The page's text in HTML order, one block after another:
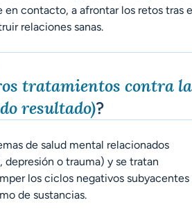
en contacto, a afrontar los retos tras
relaciones sanas.
tratamientos contra la
resultado)?
de salud mental relacionados
depresión o trauma) y se tratan
los ciclos negativos subyacentes
de sustancias.